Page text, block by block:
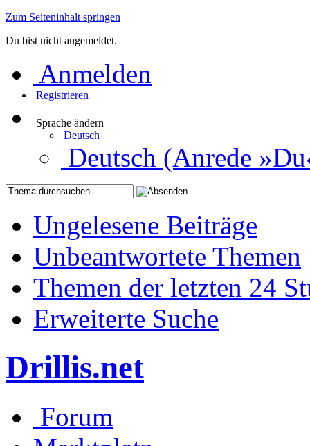
Zum Seiteninhalt springen
Du bist nicht angemeldet.
Anmelden
Registrieren
Sprache ändern
Deutsch
Deutsch (Anrede
Ungelesene Beiträge
Unbeantwortete Themen
Themen der letzten 24
Erweiterte Suche
Drillis.net
Forum